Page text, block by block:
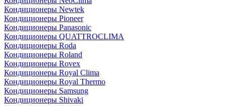
Кондиционеры Newtek
Кондиционеры Pioneer
Кондиционеры Panasonic
Кондиционеры QUATTROCLIMA
Кондиционеры Roda
Кондиционеры Roland
Кондиционеры Rovex
Кондиционеры Royal Clima
Кондиционеры Royal Thermo
Кондиционеры Samsung
Кондиционеры Shivaki